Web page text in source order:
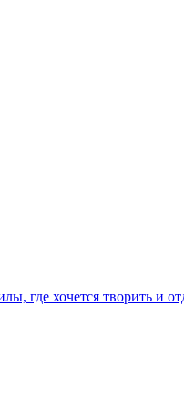
где хочется творить и